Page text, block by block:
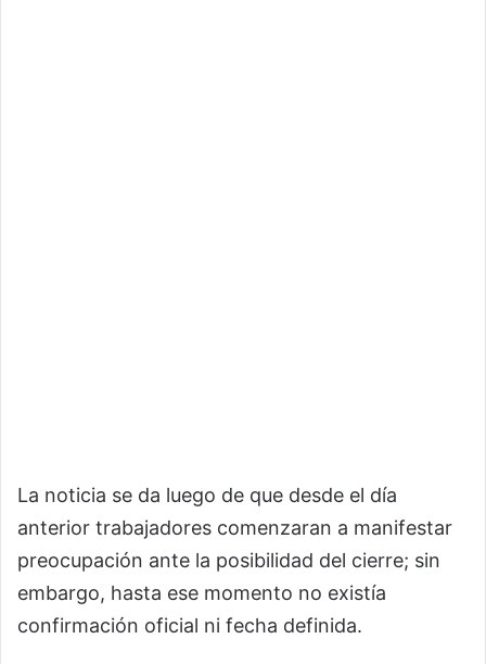
La noticia se da luego de que desde el día
anterior trabajadores comenzaran a manifestar
preocupación ante la posibilidad del cierre; sin
embargo, hasta ese momento no existía
confirmación oficial ni fecha definida.